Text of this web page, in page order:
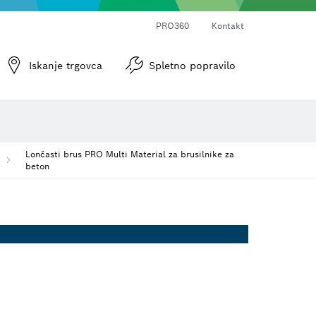
PRO360 Kontakt
Iskanje trgovca Spletno popravilo
Lončasti brus PRO Multi Material za brusilnike za
beton